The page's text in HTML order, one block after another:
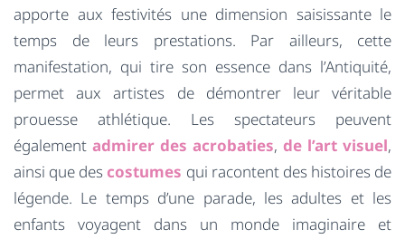
apporte aux festivités une dimension saisissante le
temps de leurs prestations. Par ailleurs, cette
manifestation, qui tire son essence dans l’Antiquité,
permet aux artistes de démontrer leur véritable
prouesse athlétique. Les spectateurs peuvent
également admirer des acrobaties, de l’art visuel,
ainsi que des costumes qui racontent des histoires de
légende. Le temps d’une parade, les adultes et les
enfants voyagent dans un monde imaginaire et